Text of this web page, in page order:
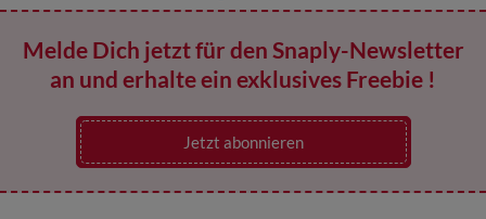
Melde Dich jetzt für den Snaply-Newsletter
an und erhalte ein exklusives Freebie !
Jetzt abonnieren